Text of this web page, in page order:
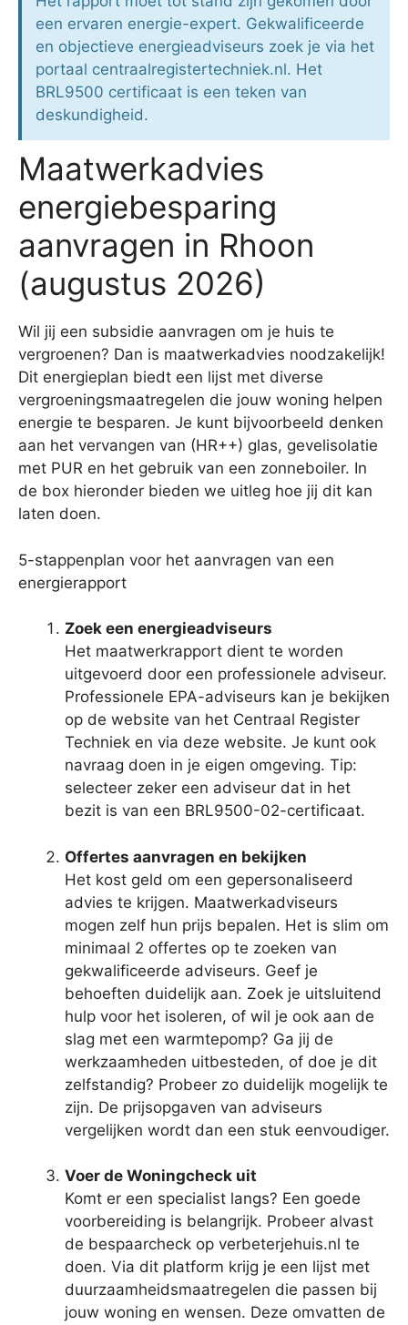
een ervaren energie-expert. Gekwalificeerde
en objectieve energieadviseurs zoek je via het
portaal centraalregistertechniek.nl. Het
BRL9500 certificaat is een teken van
deskundigheid.
Maatwerkadvies
energiebesparing
aanvragen in Rhoon
(augustus 2026)
Wil jij een subsidie aanvragen om je huis te
vergroenen? Dan is maatwerkadvies noodzakelijk!
Dit energieplan biedt een lijst met diverse
vergroeningsmaatregelen die jouw woning helpen
energie te besparen. Je kunt bijvoorbeeld denken
aan het vervangen van (HR++) glas, gevelisolatie
met PUR en het gebruik van een zonneboiler. In
de box hieronder bieden we uitleg hoe jij dit kan
laten doen.
5-stappenplan voor het aanvragen van een
energierapport
Zoek een energieadviseurs
Het maatwerkrapport dient te worden
uitgevoerd door een professionele adviseur.
Professionele EPA-adviseurs kan je bekijken
op de website van het Centraal Register
Techniek en via deze website. Je kunt ook
navraag doen in je eigen omgeving. Tip:
selecteer zeker een adviseur dat in het
bezit is van een BRL9500-02-certificaat.
Offertes aanvragen en bekijken
Het kost geld om een gepersonaliseerd
advies te krijgen. Maatwerkadviseurs
mogen zelf hun prijs bepalen. Het is slim om
minimaal 2 offertes op te zoeken van
gekwalificeerde adviseurs. Geef je
behoeften duidelijk aan. Zoek je uitsluitend
hulp voor het isoleren, of wil je ook aan de
slag met een warmtepomp? Ga jij de
werkzaamheden uitbesteden, of doe je dit
zelfstandig? Probeer zo duidelijk mogelijk te
zijn. De prijsopgaven van adviseurs
vergelijken wordt dan een stuk eenvoudiger.
Voer de Woningcheck uit
Komt er een specialist langs? Een goede
voorbereiding is belangrijk. Probeer alvast
de bespaarcheck op verbeterjehuis.nl te
doen. Via dit platform krijg je een lijst met
duurzaamheidsmaatregelen die passen bij
jouw woning en wensen. Deze omvatten de